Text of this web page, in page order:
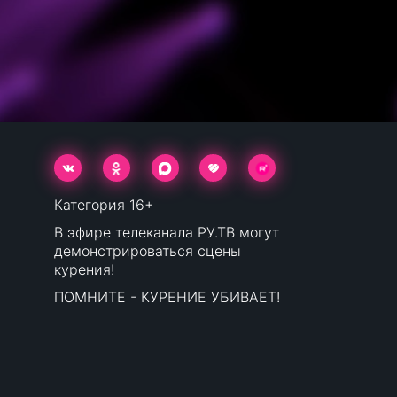
Категория 16+
В эфире телеканала РУ.ТВ могут
демонстрироваться сцены
курения!
ПОМНИТЕ - КУРЕНИЕ УБИВАЕТ!